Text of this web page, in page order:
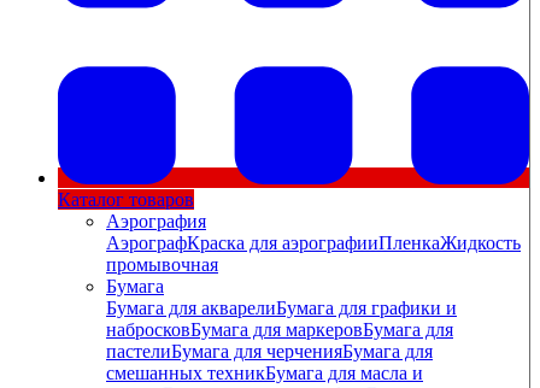
Каталог товаров
Аэрография
АэрографКраска для аэрографииПленкаЖидкость
промывочная
Бумага
Бумага для акварелиБумага для графики и
набросковБумага для маркеровБумага для
пастелиБумага для черченияБумага для
смешанных техникБумага для масла и